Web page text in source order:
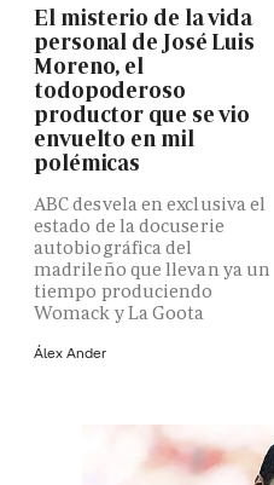
El misterio de la vida
personal de José Luis
Moreno, el
todopoderoso
productor que se vio
envuelto en mil
polémicas
ABC desvela en exclusiva el
estado de la docuserie
autobiográfica del
madrileño que llevan ya un
tiempo produciendo
Womack y La Goota
Álex Ander